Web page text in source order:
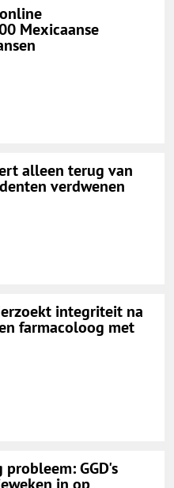
Mexicaanse
alleen terug van
verdwenen
integriteit na
farmacoloog met
GGD's